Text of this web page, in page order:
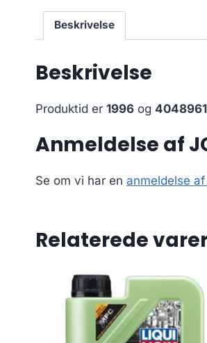
Beskrivelse
Beskrivelse
Produktid er 1996 og
Anmeldelse af
Se om vi har en anmeldelse
Relaterede